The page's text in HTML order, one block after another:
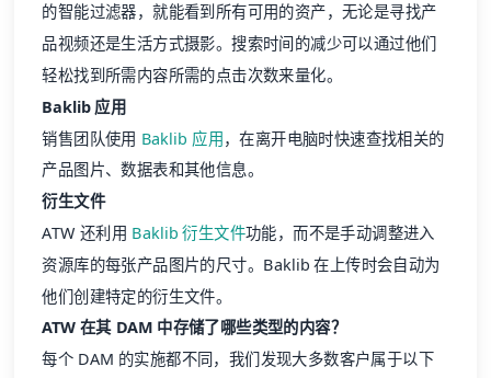
的智能过滤器，就能看到所有可用的资产，无论是寻找产
品视频还是生活方式摄影。搜索时间的减少可以通过他们
轻松找到所需内容所需的点击次数来量化。
Baklib 应用
销售团队使用 Baklib 应用，在离开电脑时快速查找相关的
产品图片、数据表和其他信息。
衍生文件
ATW 还利用 Baklib 衍生文件功能，而不是手动调整进入
资源库的每张产品图片的尺寸。Baklib 在上传时会自动为
他们创建特定的衍生文件。
ATW 在其 DAM 中存储了哪些类型的内容？
每个 DAM 的实施都不同，我们发现大多数客户属于以下